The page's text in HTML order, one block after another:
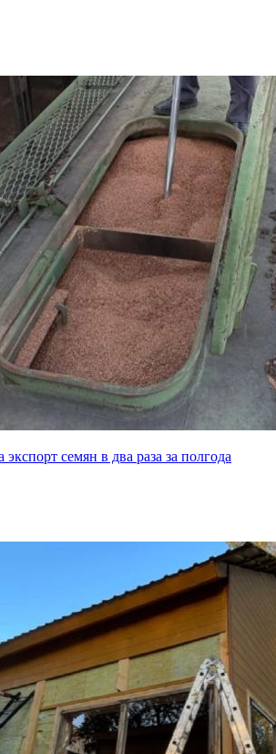
семян в два раза за полгода